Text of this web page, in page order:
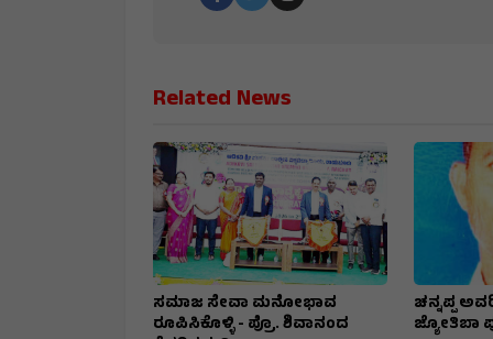
Related News
ಸಮಾಜ ಸೇವಾ ಮನೋಭಾವ
ರೂಪಿಸಿಕೊಳ್ಳಿ - ಪ್ರೊ. ಶಿವಾನಂದ
ಚನ್ನಪ್ಪ
ಜ್ಯೋತಿಬಾ